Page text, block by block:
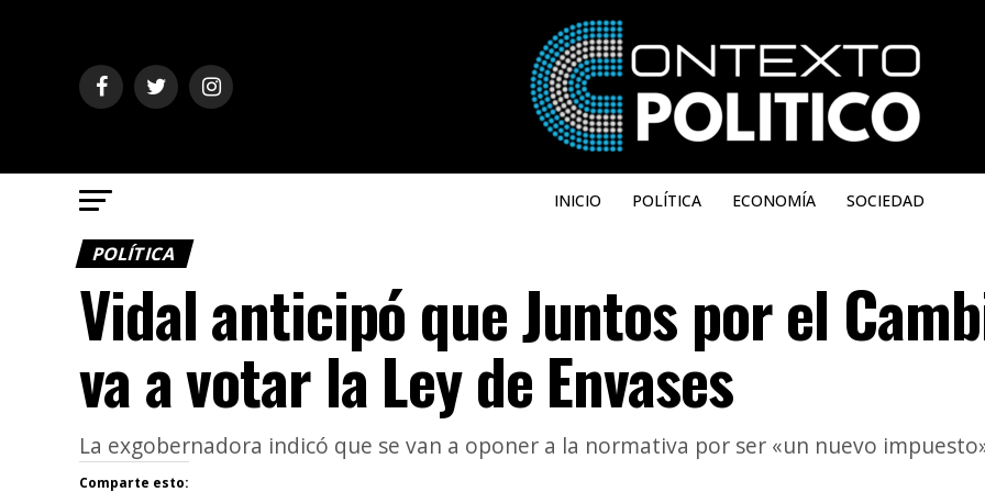
INICIO POLÍTICA ECONOMÍA SOCIEDAD
POLÍTICA
Vidal anticipó que Juntos por el
va a votar la Ley de Envases
La exgobernadora indicó que se van a oponer a la normativa por ser «un nuevo
Comparte esto: